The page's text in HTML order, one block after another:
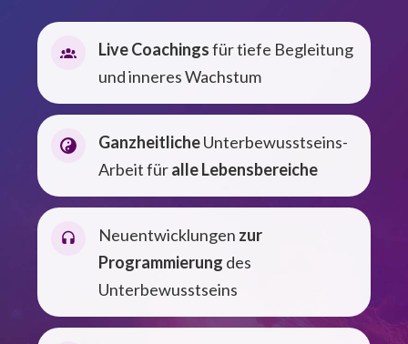
Live Coachingsfür tiefe Begleitung
und inneres Wachstum
GanzheitlicheUnterbewusstseins-
Arbeit füralle Lebensbereiche
Neuentwicklungen zur
Programmierung des
Unterbewusstseins